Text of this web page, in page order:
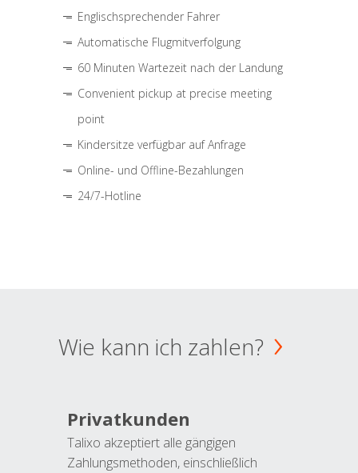
Englischsprechender Fahrer
Automatische Flugmitverfolgung
60 Minuten Wartezeit nach der Landung
Convenient pickup at precise meeting
point
Kindersitze verfügbar auf Anfrage
Online- und Offline-Bezahlungen
24/7-Hotline
Wie kann ich zahlen?
Privatkunden
Talixo akzeptiert alle gängigen
Zahlungsmethoden, einschließlich